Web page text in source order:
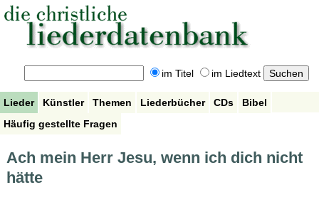
im Titel im Liedtext
Lieder Künstler Themen Liederbücher CDs
Bibel
Häufig gestellte Fragen
Ach mein Herr Jesu, wenn ich dich nicht
hätte